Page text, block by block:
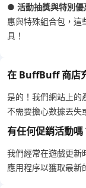
● 活動抽獎與特別優
惠與特殊組合包，這
具！
在 BuffBuff 商店
是的！我們網站上的
不需要擔心數據丟失
有任何促銷活動嗎
我們經常在遊戲更新
應用程序以獲取最新